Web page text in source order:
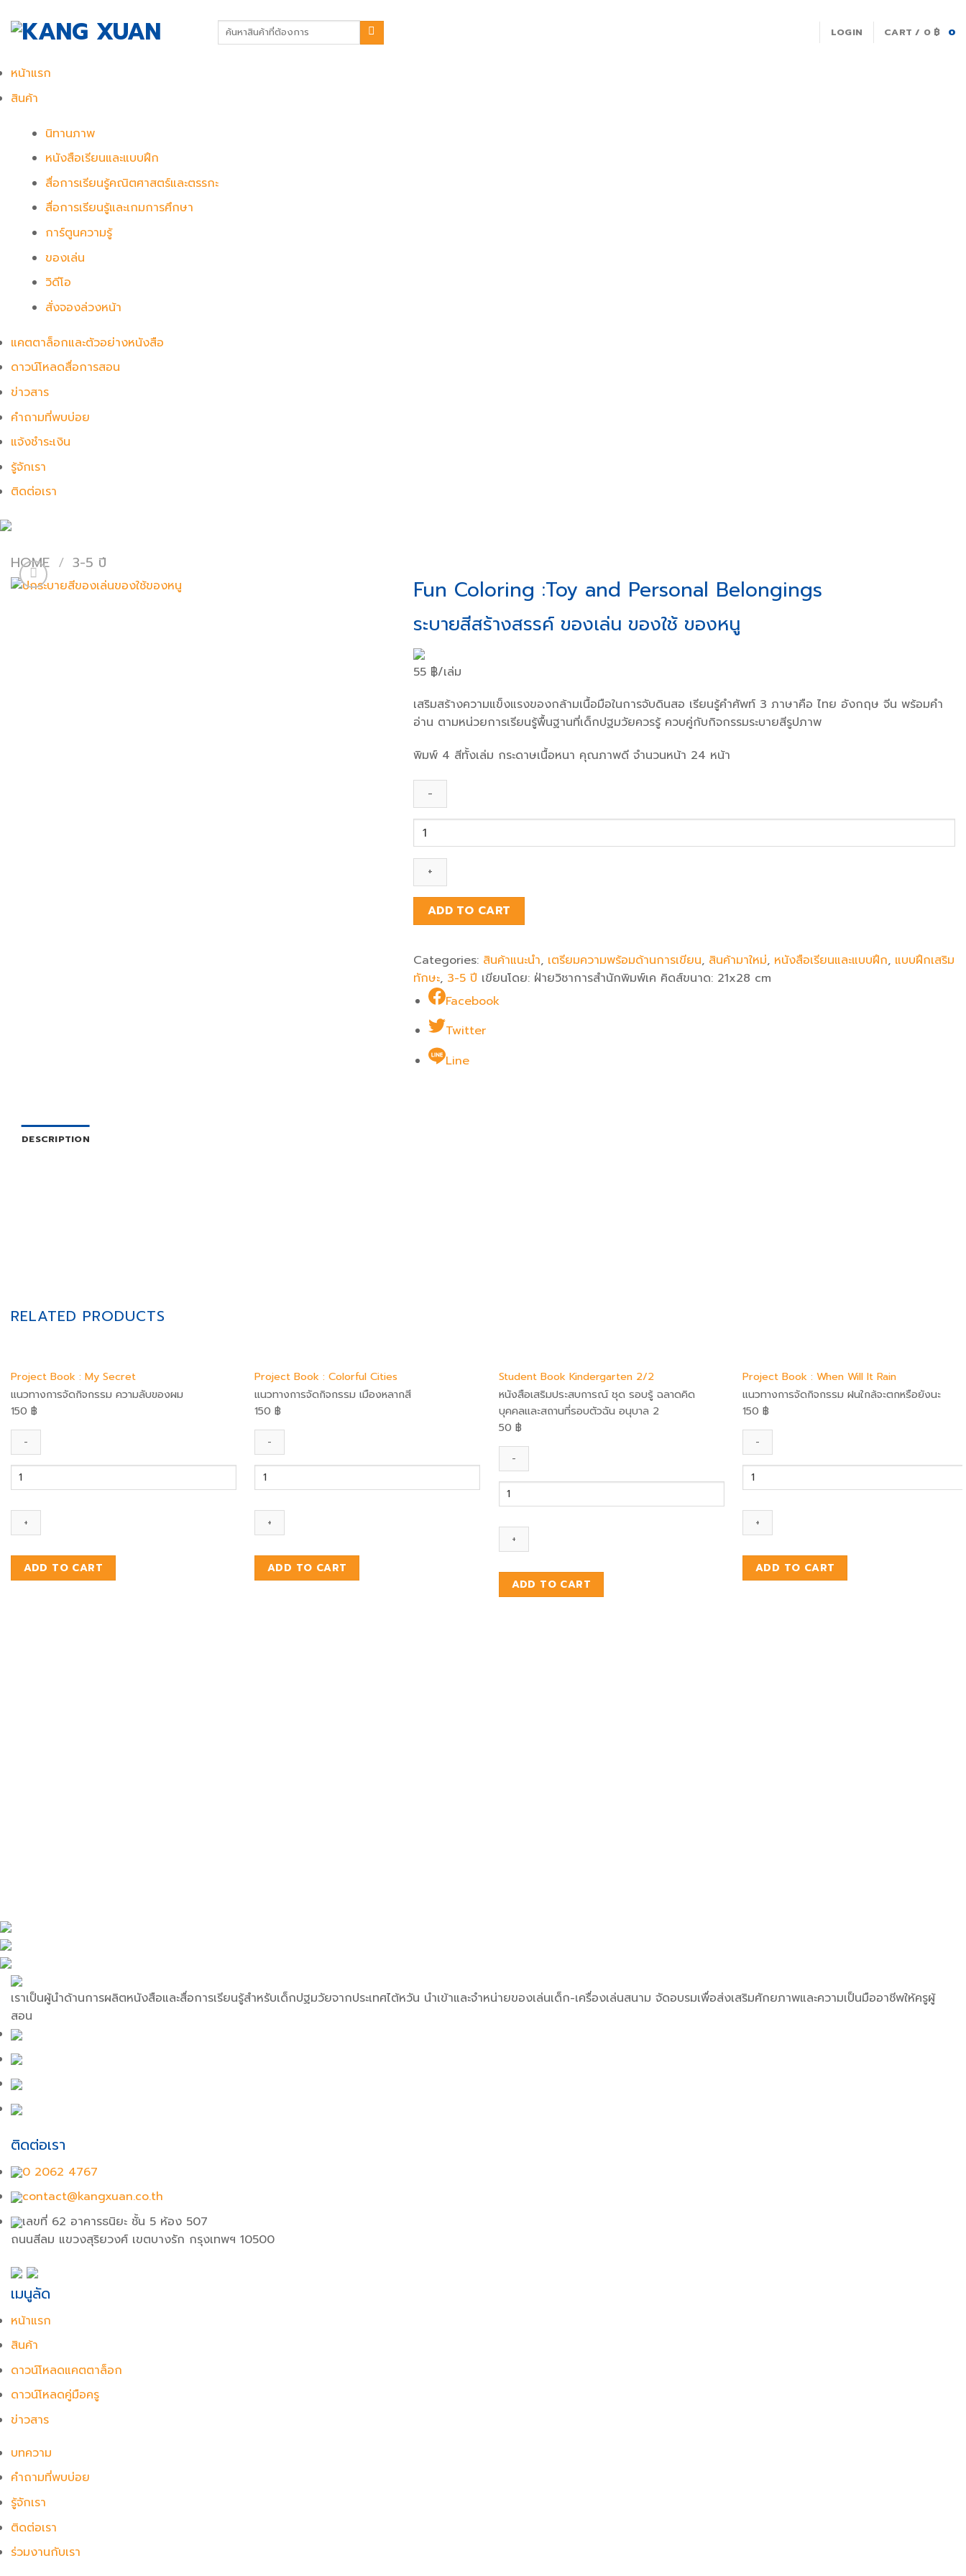
to
content
Search
LOGIN CART / 0 ฿ 0
หน้าแรก
สินค้า
นิทานภาพ
หนังสือเรียนและแบบฝึก
สื่อการเรียนรู้คณิตศาสตร์และตรรกะ
สื่อการเรียนรู้และเกมการศึกษา
การ์ตูนความรู้
ของเล่น
วิดีโอ
สั่งจองล่วงหน้า
แคตตาล็อกและตัวอย่างหนังสือ
ดาวน์โหลดสื่อการสอน
ข่าวสาร
คำถามที่พบบ่อย
แจ้งชำระเงิน
รู้จักเรา
ติดต่อเรา
HOME / 3-5 ปี
Fun Coloring :Toy and Personal Belongings
ระบายสีสร้างสรรค์ ของเล่น ของใช้ ของหนู
55 ฿/เล่ม
เสริมสร้างความแข็งแรงของกล้ามเนื้อมือในการจับดินสอ เรียนรู้คำศัพท์ 3 ภาษาคือ ไทย อังกฤษ จีน พร้อมคำ
อ่าน ตามหน่วยการเรียนรู้พื้นฐานที่เด็กปฐมวัยควรรู้ ควบคู่กับกิจกรรมระบายสีรูปภาพ
พิมพ์ 4 สีทั้งเล่ม กระดาษเนื้อหนา คุณภาพดี จำนวนหน้า 24 หน้า
Fun
Coloring
:Toy
and
Personal
Belongings
quantity
ADD TO CART
Categories: สินค้าแนะนำ, เตรียมความพร้อมด้านการเขียน, สินค้ามาใหม่, หนังสือเรียนและแบบฝึก, แบบฝึกเสริม
ทักษะ, 3-5 ปี เขียนโดย: ฝ่ายวิชาการสำนักพิมพ์เค คิดส์ขนาด: 21x28 cm
Facebook
Twitter
Line
DESCRIPTION
RELATED PRODUCTS
Project Book : My Secret
แนวทางการจัดกิจกรรม ความลับของผม
150 ฿
Project
My
Secret
ADD TO CART
Project Book : Colorful Cities
แนวทางการจัดกิจกรรม เมืองหลากสี
150฿
Project
Colorful
Cities
ADD TO CART
Student Book Kindergarten 2/2
หนังสือเสริมประสบการณ์ ชุด รอบรู้ ฉลาดคิด
บุคคลเเละสถานที่รอบตัวฉัน อนุบาล 2
50 ฿
Student
2/2
quantity
ADD TO CART
Project Book : When Will It Rain
แนวทางการจัดกิจกรรม ฝนใกล้จะตกหรือยังนะ
150฿
Project
When
Will
Rain
quantity
ADD TO CART
เราเป็นผู้นำด้านการผลิตหนังสือและสื่อการเรียนรู้สำหรับเด็กปฐมวัยจากประเทศไต้หวัน นำเข้าและจำหน่ายของเล่นเด็ก-เครื่องเล่นสนาม จัดอบรมเพื่อส่งเสริมศักยภาพและความเป็นมืออาชีพให้ครูผู้
สอน
ติดต่อเรา
0 2062 4767
contact@kangxuan.co.th
เลขที่ 62 อาคารธนิยะ ชั้น 5 ห้อง 507
ถนนสีลม แขวงสุริยวงศ์ เขตบางรัก กรุงเทพฯ 10500
เมนูลัด
หน้าแรก
สินค้า
ดาวน์โหลดแคตตาล็อก
ดาวน์โหลดคู่มือครู
ข่าวสาร
บทความ
คำถามที่พบบ่อย
รู้จักเรา
ติดต่อเรา
ร่วมงานกับเรา